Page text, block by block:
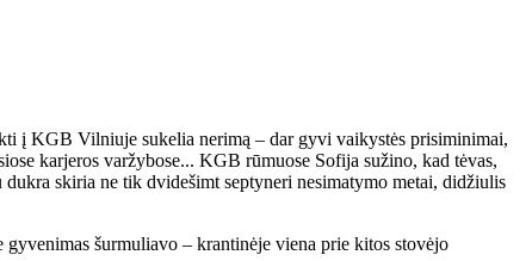
į KGB Vilniuje sukelia nerimą – dar gyvi vaikystės prisiminimai,
karjeros varžybose... KGB rūmuose Sofija sužino, kad tėvas,
skiria ne tik dvidešimt septyneri nesimatymo metai, didžiulis
šurmuliavo – krantinėje viena prie kitos stovėjo